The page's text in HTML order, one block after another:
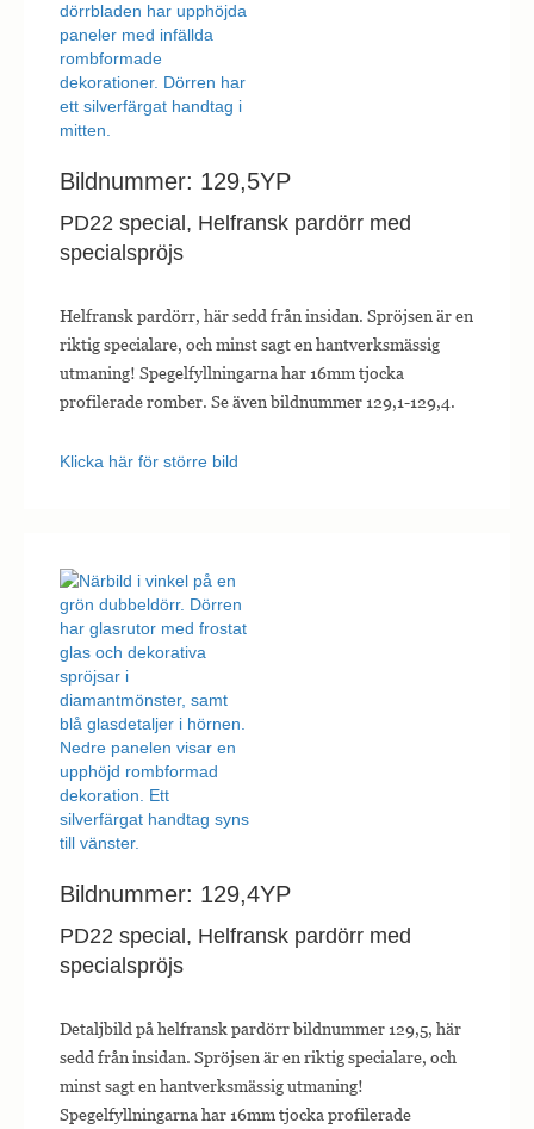
Bildnummer: 129,5YP
PD22 special, Helfransk pardörr med
specialspröjs
Helfransk pardörr, här sedd från insidan. Spröjsen är en
riktig specialare, och minst sagt en hantverksmässig
utmaning! Spegelfyllningarna har 16mm tjocka
profilerade romber. Se även bildnummer 129,1-129,4.
Klicka här för större bild
Bildnummer: 129,4YP
PD22 special, Helfransk pardörr med
specialspröjs
Detaljbild på helfransk pardörr bildnummer 129,5, här
sedd från insidan. Spröjsen är en riktig specialare, och
minst sagt en hantverksmässig utmaning!
Spegelfyllningarna har 16mm tjocka profilerade